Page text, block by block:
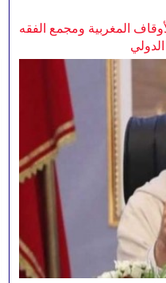
المغربية ومجمع الفقه